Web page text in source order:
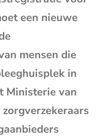
een nieuwe
mensen die
in
Ministerie van